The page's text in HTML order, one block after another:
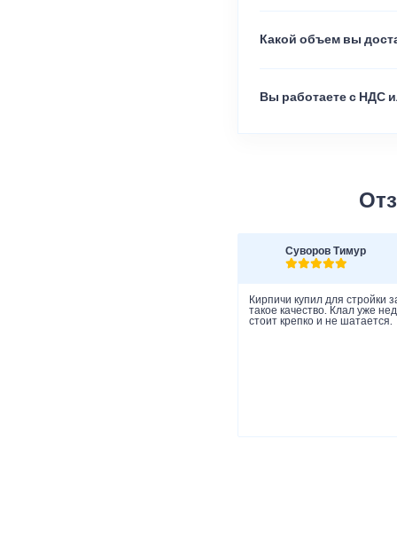
Какой объем вы
Вы работаете с НДС
Суворов Тимур
Кирпичи купил для стройки
такое качество. Клал уже
стоит крепко и не шатается.